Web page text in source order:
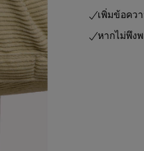
เพิ่มข้อคว
หากไม่พึง